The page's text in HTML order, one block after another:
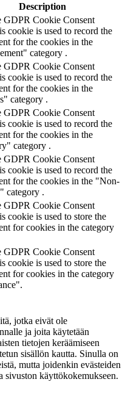
Description
GDPR Cookie Consent
cookie is used to record the
for the cookies in the
category .
GDPR Cookie Consent
cookie is used to record the
for the cookies in the
category .
GDPR Cookie Consent
cookie is used to record the
for the cookies in the
category .
GDPR Cookie Consent
cookie is used to record the
for the cookies in the "Non-
category .
GDPR Cookie Consent
cookie is used to store the
for cookies in the category
GDPR Cookie Consent
cookie is used to store the
for cookies in the category
jotka eivät ole
ja joita käytetään
tietojen keräämiseen
sisällön kautta. Sinulla on
mutta joidenkin evästeiden
käyttökokemukseen.